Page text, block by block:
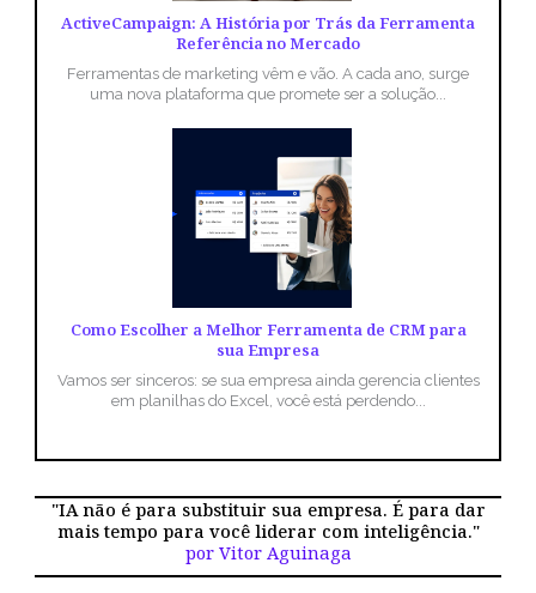
ActiveCampaign: A História por Trás da Ferramenta
Referência no Mercado
Ferramentas de marketing vêm e vão. A cada ano, surge
uma nova plataforma que promete ser a solução...
Como Escolher a Melhor Ferramenta de CRM para
sua Empresa
Vamos ser sinceros: se sua empresa ainda gerencia clientes
em planilhas do Excel, você está perdendo...
"IA não é para substituir sua empresa. É para dar
mais tempo para você liderar com inteligência."
por Vitor Aguinaga